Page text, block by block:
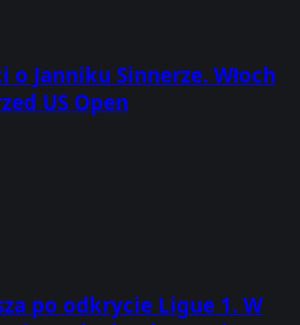
Janniku Sinnerze. Włoch
US Open
po odkrycie Ligue 1. W